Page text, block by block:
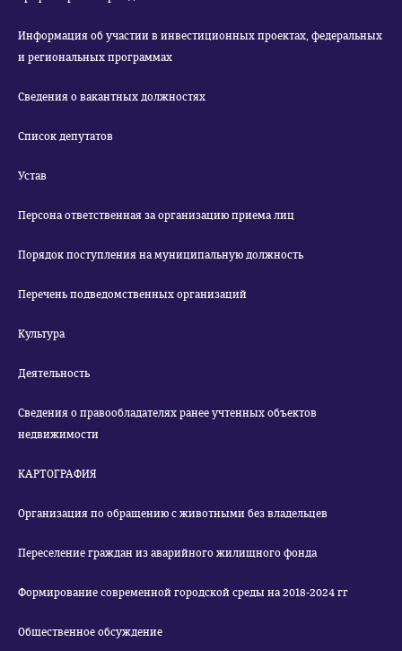
Информация об участии в инвестиционных проектах, федеральных
и региональных программах
Сведения о вакантных должностях
Список депутатов
Устав
Персона ответственная за организацию приема лиц
Порядок поступления на муниципальную должность
Перечень подведомственных организаций
Культура
Деятельность
Сведения о правообладателях ранее учтенных объектов
недвижимости
КАРТОГРАФИЯ
Организация по обращению с животными без владельцев
Переселение граждан из аварийного жилищного фонда
Формирование современной городской среды на 2018-2024 гг
Общественное обсуждение